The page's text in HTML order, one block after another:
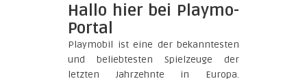
Hallo hier bei Playmo-
Portal
Playmobil ist eine der bekanntesten
und beliebtesten Spielzeuge der
letzten Jahrzehnte in Europa.